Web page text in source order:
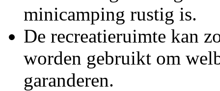
minicamping rustig is.
De recreatieruimte kan
worden gebruikt om
garanderen.